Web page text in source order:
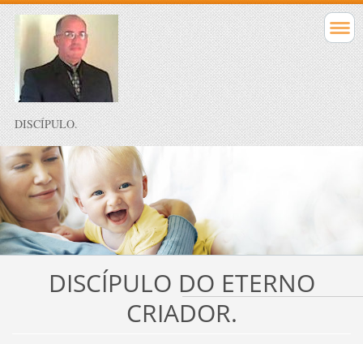
DISCÍPULO.
DISCÍPULO DO ETERNO
CRIADOR.